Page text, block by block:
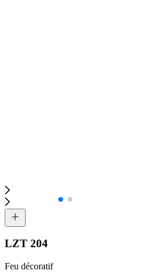
LZT 204
Feu décoratif